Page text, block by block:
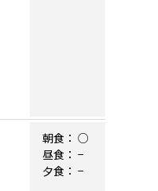
朝食： ○
昼食： −
夕食： −